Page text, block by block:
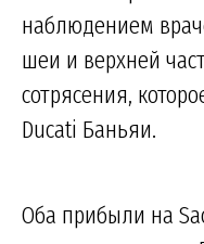
наблюдением
шеи и верхней
сотрясения,
Ducati Баньяи.
Оба прибыли на